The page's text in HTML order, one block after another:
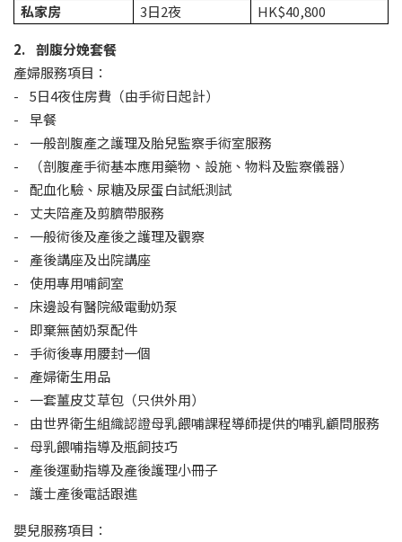
私家房
3日2夜
HK$40,800
2. 剖腹分娩套餐
產婦服務項目：
- 5日4夜住房費（由手術日起計）
- 早餐
- 一般剖腹產之護理及胎兒監察手術室服務
- （剖腹產手術基本應用藥物、設施、物料及監察儀器）
- 配血化驗、尿糖及尿蛋白試紙測試
- 丈夫陪產及剪臍帶服務
- 一般術後及產後之護理及觀察
- 產後講座及出院講座
- 使用專用哺飼室
- 床邊設有醫院級電動奶泵
- 即棄無菌奶泵配件
- 手術後專用腰封一個
- 產婦衛生用品
- 一套薑皮艾草包（只供外用）
- 由世界衛生組織認證母乳餵哺課程導師提供的哺乳顧問服務
- 母乳餵哺指導及瓶飼技巧
- 產後運動指導及產後護理小冊子
- 護士產後電話跟進
嬰兒服務項目：